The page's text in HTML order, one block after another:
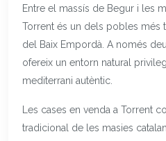
Entre el massís de Begur i les
Torrent és un dels pobles més
del Baix Empordà. A només
ofereix un entorn natural
mediterrani autèntic.
Les cases en venda a Torrent
tradicional de les masies